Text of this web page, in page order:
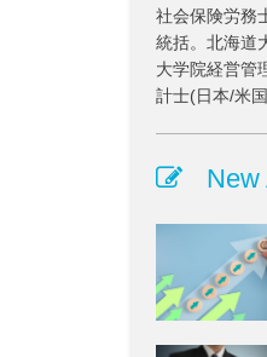
社会保険労務
統括。北海道
大学院経営管
計士(日本/米
New